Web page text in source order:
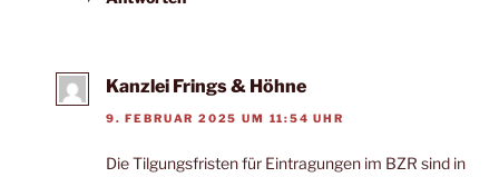
Kanzlei Frings & Höhne
9. FEBRUAR 2025 UM 11:54 UHR
Die Tilgungsfristen für Eintragungen im BZR sind in